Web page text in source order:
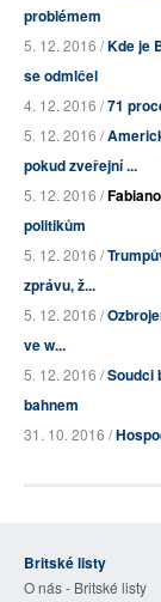
problémem
5. 12. 2016 /Kde je
se odmlčel
4. 12. 2016 /71
5. 12. 2016 /
pokud zveřejní ...
5. 12. 2016 /
politikům
5. 12. 2016 /
zprávu, ž...
5. 12. 2016 /
ve w...
5. 12. 2016 /Soudci
bahnem
31. 10. 2016 /
Britské listy
O nás - Britské listy